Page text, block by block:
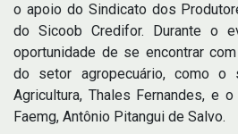
o apoio do Sindicato dos
do Sicoob Credifor. Durante o
oportunidade de se encontrar
do setor agropecuário, como o
Agricultura, Thales Fernandes, e
Faemg, Antônio Pitangui de Salvo.